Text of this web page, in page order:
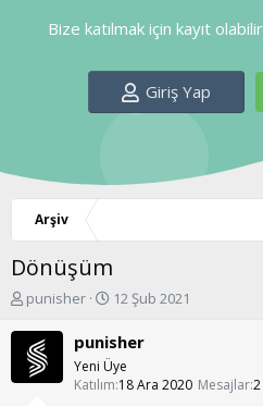
Bize katılmak için kayıt
Giriş Yap
Arşiv
Dönüşüm
K
n
u
y
punisher
B
ş
a
n
12 Şub 2021
punisher
Yeni Üye
Katılım 18 Ara 2020 Mesajlar2